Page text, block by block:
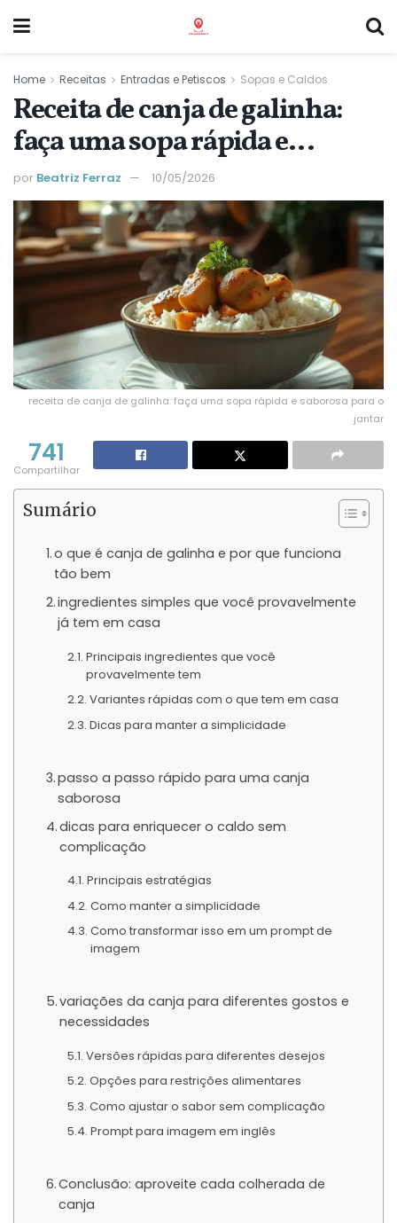
Home Receitas Entradas e Petiscos Sopas e Caldos
Receita de canja de galinha:
faça uma sopa rápida e
saborosa para o jantar
por Beatriz Ferraz 10/05/2026
receita de canja de galinha: faça uma sopa rápida e saborosa para o
jantar
741
Compartilhar
Sumário
o que é canja de galinha e por que funciona
tão bem
ingredientes simples que você provavelmente
já tem em casa
Principais ingredientes que você
provavelmente tem
Variantes rápidas com o que tem em casa
Dicas para manter a simplicidade
passo a passo rápido para uma canja
saborosa
dicas para enriquecer o caldo sem
complicação
Principais estratégias
Como manter a simplicidade
Como transformar isso em um prompt de
imagem
variações da canja para diferentes gostos e
necessidades
Versões rápidas para diferentes desejos
Opções para restrições alimentares
Como ajustar o sabor sem complicação
Prompt para imagem em inglês
Conclusão: aproveite cada colherada de
canja